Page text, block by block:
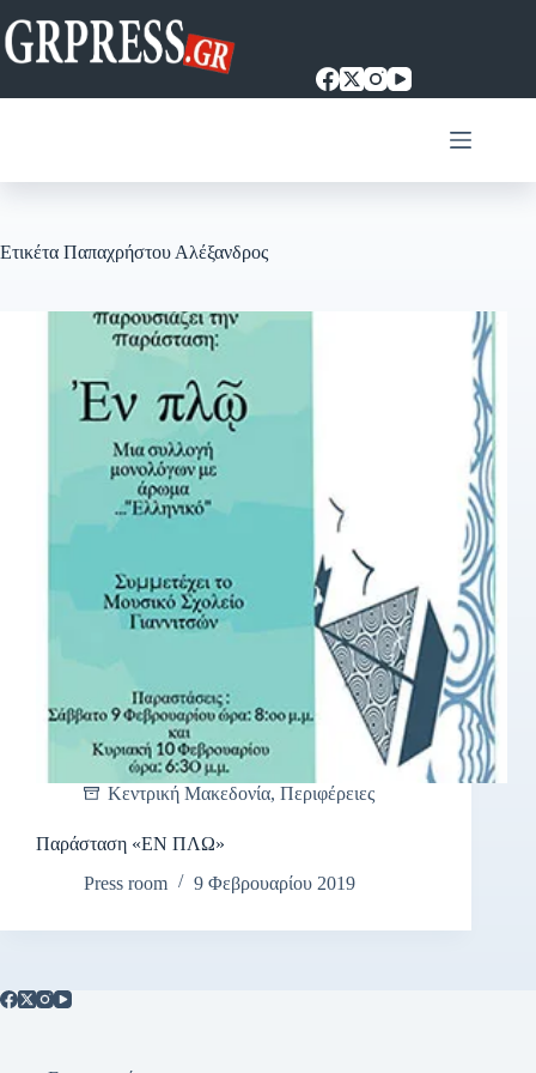
στο
περιεχόμενο
Ετικέτα Παπαχρήστου Αλέξανδρος
Κεντρική Μακεδονία, Περιφέρειες
Παράσταση «ΕΝ ΠΛΩ»
Press room
9 Φεβρουαρίου 2019